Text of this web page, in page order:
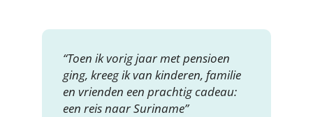
“Toen ik vorig jaar met pensioen
ging, kreeg ik van kinderen, familie
en vrienden een prachtig cadeau:
een reis naar Suriname”